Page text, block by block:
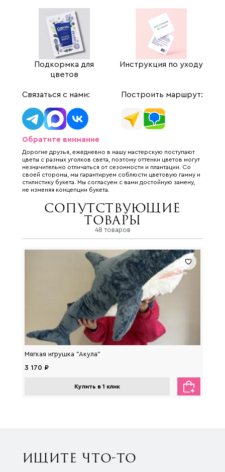
Подкормка для
цветов
Инструкция по уходу
Связаться с нами: Построить маршрут:
Обратите внимание
Дорогие друзья, ежедневно в нашу мастерскую поступают
цветы с разных уголков света, поэтому оттенки цветов могут
незначительно отличаться от сезонности и плантации. Со
своей стороны, мы гарантируем соблюсти цветовую гамму и
стилистику букета. Мы согласуем с вами достойную замену,
не изменяя концепции букета.
Сопутствующие
товары
48 товаров
Мягкая игрушка "Акула"
3 170 ₽
Купить в 1 клик
ИЩИТЕ ЧТО-ТО